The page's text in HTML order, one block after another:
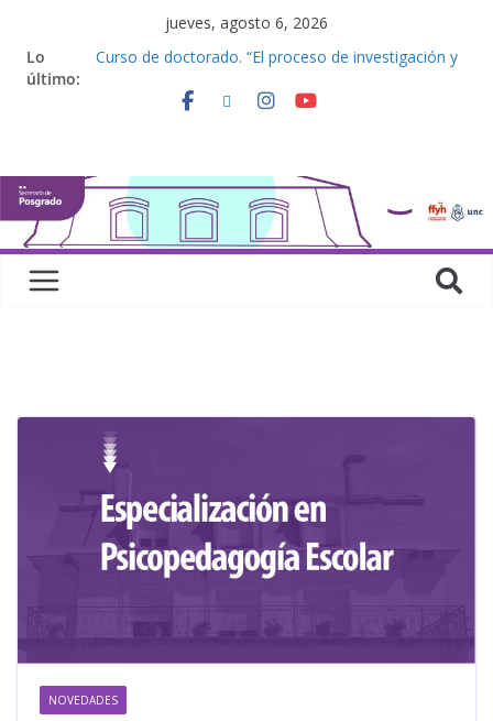
jueves, agosto 6, 2026
Lo
último:
Curso de doctorado. “El proceso de investigación y
Curso de posgrado. Inglés. “Nivel 1”
Curso de doctorado. “Lógicas no clásicas desde
una perspectiva algebraica”
NOVEDADES